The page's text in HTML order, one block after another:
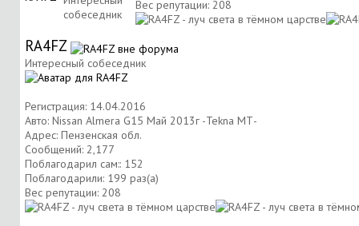
собеседник
Вес репутации: 208
RA4FZ
Интересный собеседник
Регистрация: 14.04.2016
Авто: Nissan Almera G15 Май 2013г -Tekna МТ-
Адрес: Пензенская обл.
Сообщений: 2,177
Поблагодарил сам:: 152
Поблагодарили: 199 раз(а)
Вес репутации: 208